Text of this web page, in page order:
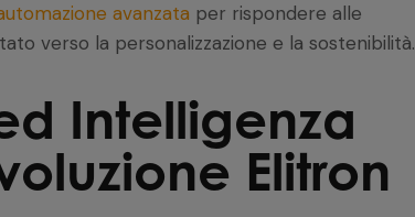
avanzata per rispondere alle
verso la personalizzazione e la sostenibilità.
Intelligenza
Elitron